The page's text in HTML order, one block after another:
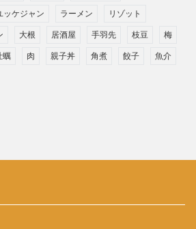
ッケジャン ラーメン リゾット
大根 居酒屋 手羽先 枝豆 梅
蠣 肉 親子丼 角煮 餃子 魚介